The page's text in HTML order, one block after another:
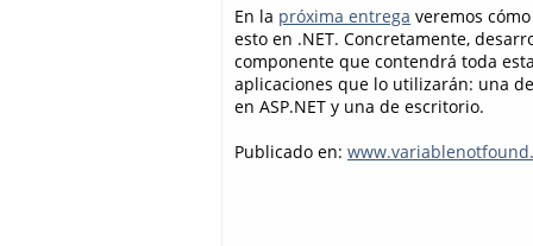
En la próxima entrega veremos
esto en .NET. Concretamente,
componente que contendrá toda
aplicaciones que lo utilizarán: una
en ASP.NET y una de escritorio.
Publicado en: